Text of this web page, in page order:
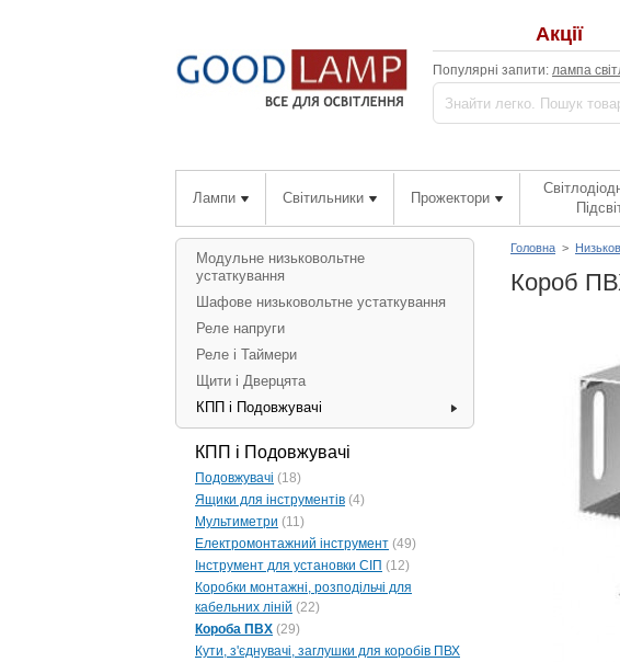
Акції
Популярні запити: лампа
Лампи Світильники Прожектори
Головна >
Короб
Модульне низьковольтне
устаткування
Шафове низьковольтне устаткування
Реле напруги
Реле і Таймери
Щити і Дверцята
КПП і Подовжувачі
КПП і Подовжувачі
Подовжувачі (18)
Ящики для інструментів (4)
Мультиметри (11)
Електромонтажний інструмент (49)
Інструмент для установки СІП (12)
Коробки монтажні, розподільчі для
кабельних ліній (22)
Короба ПВХ (29)
Кути, з'єднувачі, заглушки для коробів ПВХ